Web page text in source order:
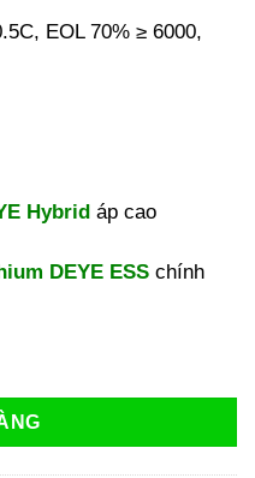
EOL 70% ≥ 6000,
Hybrid áp cao
DEYE ESS chính
B Pro-A3 số lượng